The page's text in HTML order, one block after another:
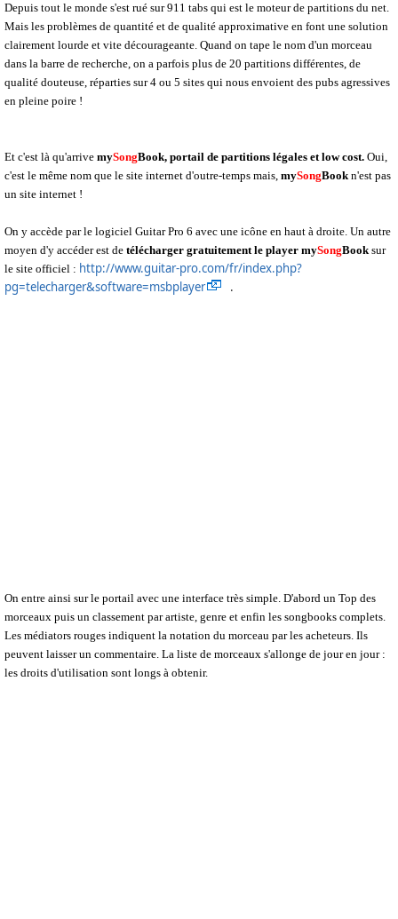
Depuis tout le monde s'est rué sur 911 tabs qui est le moteur de partitions du net.
Mais les problèmes de quantité et de qualité approximative en font une solution
clairement lourde et vite décourageante. Quand on tape le nom d'un morceau
dans la barre de recherche, on a parfois plus de 20 partitions différentes, de
qualité douteuse, réparties sur 4 ou 5 sites qui nous envoient des pubs agressives
en pleine poire !
Et c'est là qu'arrive mySongBook, portail de partitions légales et low cost. Oui,
c'est le même nom que le site internet d'outre-temps mais, mySongBookn'est pas
un site internet !
On y accède par le logiciel Guitar Pro 6 avec une icône en haut à droite. Un autre
moyen d'y accéder est de télécharger gratuitement le player mySongBooksur
le site officiel : http://www.guitar-pro.com/fr/index.php?
pg=telecharger&software=msbplayer
.
On entre ainsi sur le portail avec une interface très simple. D'abord un Top des
morceaux puis un classement par artiste, genre et enfin les songbooks complets.
Les médiators rouges indiquent la notation du morceau par les acheteurs. Ils
peuvent laisser un commentaire. La liste de morceaux s'allonge de jour en jour :
les droits d'utilisation sont longs à obtenir.